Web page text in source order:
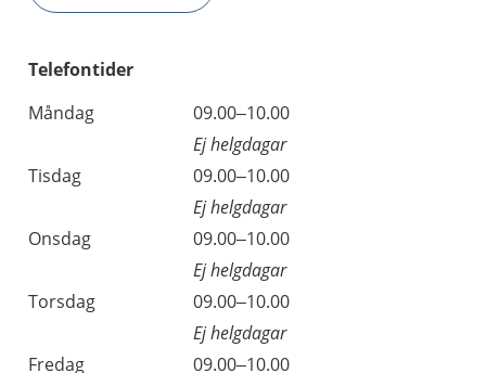
Telefontider
Måndag
09.00–10.00
Ej helgdagar
Tisdag
09.00–10.00
Ej helgdagar
Onsdag
09.00–10.00
Ej helgdagar
Torsdag
09.00–10.00
Ej helgdagar
Fredag
09.00–10.00